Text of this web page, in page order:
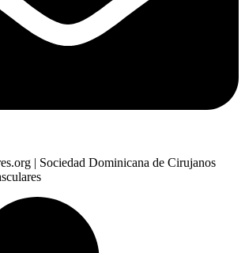
| Sociedad Dominicana de Cirujanos